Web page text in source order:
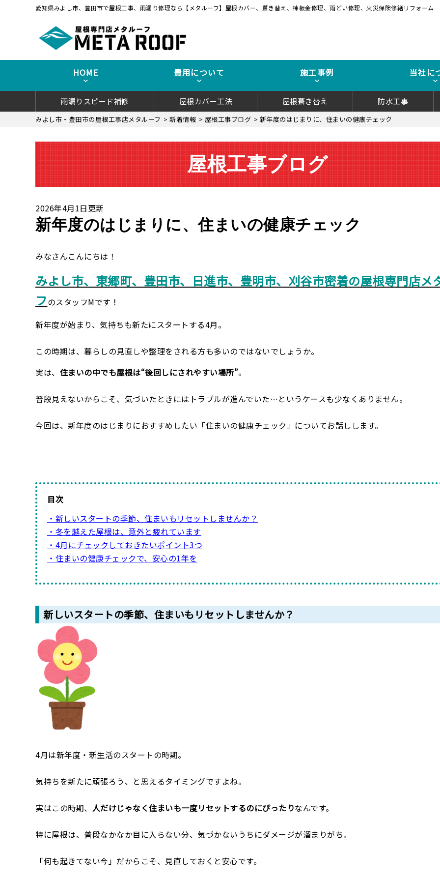
愛知県みよし市、豊田市で屋根工事、雨漏り修理なら【メタルーフ】屋根カバー、葺き替え、棟板金修理、雨どい修理、火災保険修繕リフォーム
HOME 費用について 施工事例 当社に
雨漏りスピード補修 屋根カバー工法 屋根葺き替え 防水工事
みよし市・豊田市の屋根工事店メタルーフ > 新着情報 > 屋根工事ブログ > 新年度のはじまりに、住まいの健康チェック
屋根工事ブログ
2026年4月1日更新
新年度のはじまりに、住まいの健康チェック
みなさんこんにちは！
みよし市、東郷町、豊田市、日進市、豊明市、刈谷市密着の屋根専門店メ
フのスタッフMです！
新年度が始まり、気持ちも新たにスタートする4月。
この時期は、暮らしの見直しや整理をされる方も多いのではないでしょうか。
実は、 住まいの中でも屋根は“後回しにされやすい場所”。
普段見えないからこそ、気づいたときにはトラブルが進んでいた…というケースも少なくありません。
今回は、新年度のはじまりにおすすめしたい「住まいの健康チェック」についてお話しします。
目次
・新しいスタートの季節、住まいもリセットしませんか？
・冬を越えた屋根は、意外と疲れています
・4月にチェックしておきたいポイント3つ
・住まいの健康チェックで、安心の1年を
新しいスタートの季節、住まいもリセットしませんか？
4月は新年度・新生活のスタートの時期。
気持ちを新たに頑張ろう、と思えるタイミングですよね。
実はこの時期、 人だけじゃなく住まいも一度リセットするのにぴったりなんです。
特に屋根は、普段なかなか目に入らない分、気づかないうちにダメージが溜まりがち。
「何も起きてない今」だからこそ、見直しておくと安心です。